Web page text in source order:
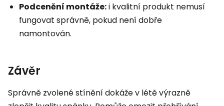
Podcenění montáže:i kvalitní produkt nemusí
fungovat správně, pokud není dobře
namontován.
Závěr
Správně zvolené stínění dokáže v létě výrazně